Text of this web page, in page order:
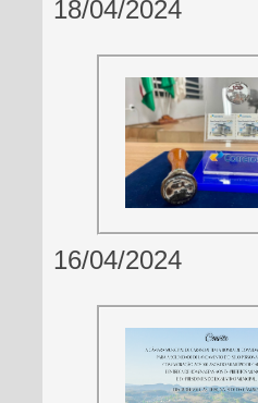
18/04/2024
16/04/2024